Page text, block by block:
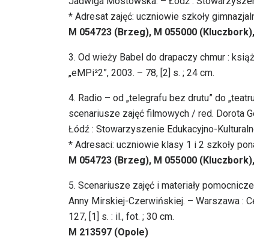
* Adresat zajęć: uczniowie szkoły
M 054723 (Brzeg), M 055000
3. Od wieży Babel do drapaczy chmur :
„eMPi²2”, 2003. – 78, [2] s. ; 24 cm.
4. Radio – od „telegrafu bez drutu” do
scenariusze zajęć filmowych / red. Dorota
Łódź : Stowarzyszenie Edukacyjno-
* Adresaci: uczniowie klasy 1 i 2 szkoły
M 054723 (Brzeg), M 055000
5. Scenariusze zajęć i materiały
Anny Mirskiej-Czerwińskiej. – Warszawa :
127, [1] s. : il., fot. ; 30 cm.
M 213597 (Opole)